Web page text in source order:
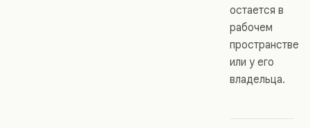
остается в
рабочем
пространстве
или у его
владельца.